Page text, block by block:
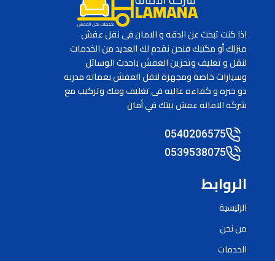
اذا كنت تبحث عن الدقه و الامان فى نقل عفش
منزلك أو مكتبك فنحن نقدم لك العديد من الخدمات
لنقل و تغليف وتخزين العفش باحدث الوسائل
وسيارات خاصة ومجهزة لنقل العفش بعماله مدربه
ذو خبره و كفاءه عاليه فى تغليف وفك وتركيب مع
شركه الامانه عفش بيتك في أمان
0540206575
0539538075
الروابط
الرئيسية
من نحن
الخدمات